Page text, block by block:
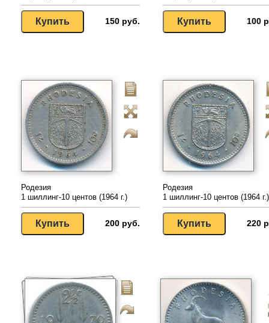
150 руб. 100
Родезия
1 шиллинг-10 центов (1964 г.)
200 руб.
Родезия
1 шиллинг-10 центов (1964 г.)
220